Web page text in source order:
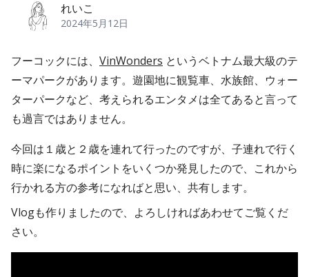
れいこ
2024年5月12日
フーコックには、 VinWonders というベトナム最大級のテ
ーマパークがあります。遊園地に観覧車、水族館、ウォー
ターパークなど、考えられるエンタメは全てあると言って
も過言ではありません。
今回は１歳と２歳を連れて行ったのですが、子連れで行く
時に楽になるポイントをいくつか発見したので、これから
行かれる方の参考になればと思い、共有します。
Vlogも作りましたので、よろしければあわせてご覧くだ
さい。